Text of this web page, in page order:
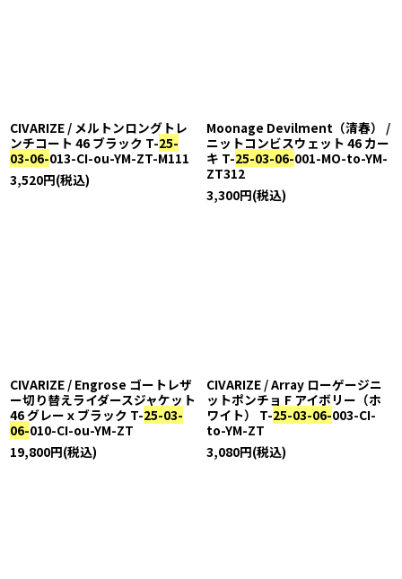
CIVARIZE / メルトンロングトレ
ンチコート 46 ブラック T-25-
03-06-013-CI-ou-YM-ZT-M111
3,520円(税込)
Moonage Devilment（清春） /
ニットコンビスウェット 46 カー
キ T-25-03-06-001-MO-to-YM-
ZT312
3,300円(税込)
CIVARIZE / Engrose ゴートレザ
ー切り替えライダースジャケット
46 グレーｘブラック T-25-03-
06-010-CI-ou-YM-ZT
19,800円(税込)
CIVARIZE / Array ローゲージニ
ットポンチョ F アイボリー（ホ
ワイト） T-25-03-06-003-CI-
to-YM-ZT
3,080円(税込)